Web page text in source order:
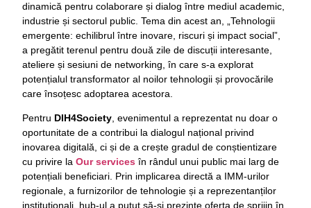
dinamică pentru colaborare și dialog între mediul academic,
industrie și sectorul public. Tema din acest an, „Tehnologii
emergente: echilibrul între inovare, riscuri și impact social”,
a pregătit terenul pentru două zile de discuții interesante,
ateliere și sesiuni de networking, în care s-a explorat
potențialul transformator al noilor tehnologii și provocările
care însoțesc adoptarea acestora.
Pentru DIH4Society, evenimentul a reprezentat nu doar o
oportunitate de a contribui la dialogul național privind
inovarea digitală, ci și de a crește gradul de conștientizare
cu privire laOur services în rândul unui public mai larg de
potențiali beneficiari. Prin implicarea directă a IMM-urilor
regionale, a furnizorilor de tehnologie și a reprezentanților
instituționali, hub-ul a putut să-și prezinte oferta de sprijin în